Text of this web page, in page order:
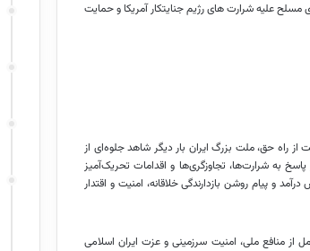
مسلح علیه شرارت های رژیم جنایتکار آمریکا و حمایت
از راه حق، ملت بزرگ ایران بار دیگر شاهد جلوه‌ای از
به شرارت‌ها، تجاوزگری‌ها و اقدامات تحریک‌آمیز
و پیام روشن بازدارندگی خلاقانه، امنیت و اقتدار
از منافع ملی، امنیت سرزمینی و عزت ایران اسلامی